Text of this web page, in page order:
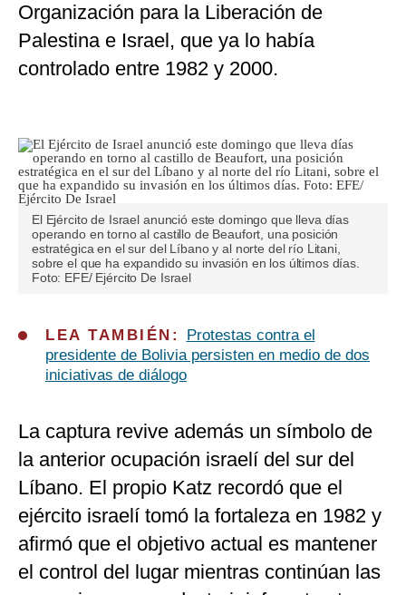
Organización para la Liberación de
Palestina e Israel, que ya lo había
controlado entre 1982 y 2000.
El Ejército de Israel anunció este domingo que lleva días
operando en torno al castillo de Beaufort, una posición
estratégica en el sur del Líbano y al norte del río Litani,
sobre el que ha expandido su invasión en los últimos días.
Foto: EFE/ Ejército De Israel
LEA TAMBIÉN:
Protestas contra el
presidente de Bolivia persisten en medio de dos
iniciativas de diálogo
La captura revive además un símbolo de
la anterior ocupación israelí del sur del
Líbano. El propio Katz recordó que el
ejército israelí tomó la fortaleza en 1982 y
afirmó que el objetivo actual es mantener
el control del lugar mientras continúan las